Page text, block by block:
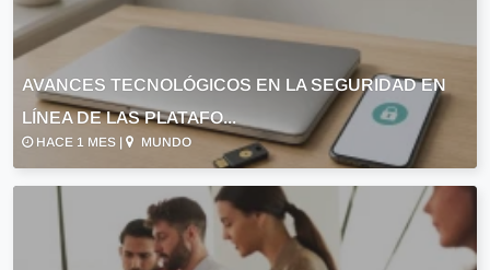
AVANCES TECNOLÓGICOS EN LA SEGURIDAD EN
LÍNEA DE LAS PLATAFO...
HACE 1 MES | MUNDO